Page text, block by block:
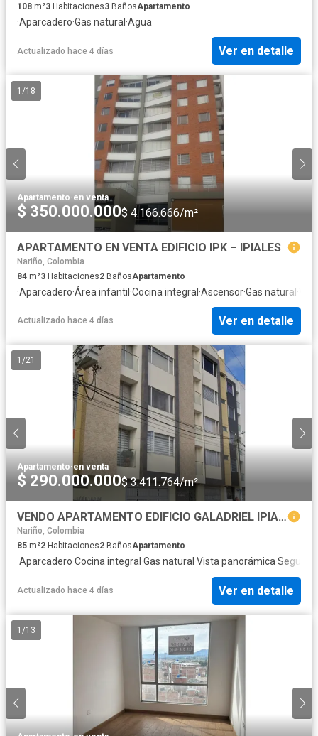
108 m²3 Habitaciones3 BañosApartamento
·Aparcadero·Gas natural ·Agua
Actualizado hace 4 días Ver en detalle
1 /18
Apartamento·en venta
$ 350.000.000$ 4.166.666/m²
APARTAMENTO EN VENTA EDIFICIO IPK – IPIALES
Nariño, Colombia
84 m²3 Habitaciones2 BañosApartamento
·Aparcadero·Área infantil·Cocina integral·Ascensor·Gas natural
Actualizado hace 4 días Ver en detalle
1 /21
Apartamento·en venta
$ 290.000.000$ 3.411.764/m²
VENDO APARTAMENTO EDIFICIO GALADRIEL IPIALES
Nariño, Colombia
85 m²2 Habitaciones2 BañosApartamento
·Aparcadero·Cocina integral ·Gas natural ·Vista panorámica·
Actualizado hace 4 días Ver en detalle
1 /13